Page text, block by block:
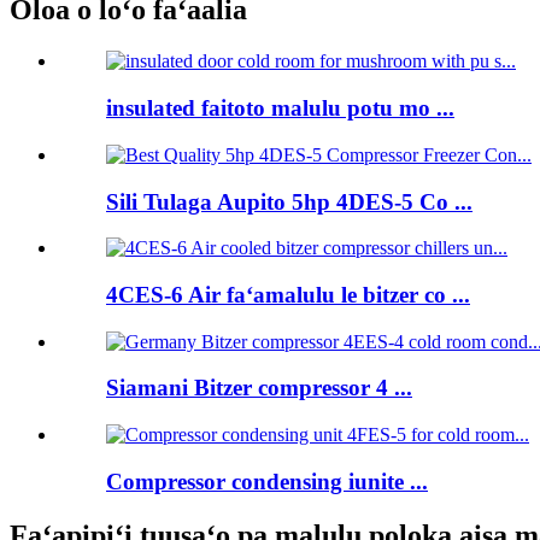
Oloa o loʻo faʻaalia
insulated faitoto malulu potu mo ...
Sili Tulaga Aupito 5hp 4DES-5 Co ...
4CES-6 Air faʻamalulu le bitzer co ...
Siamani Bitzer compressor 4 ...
Compressor condensing iunite ...